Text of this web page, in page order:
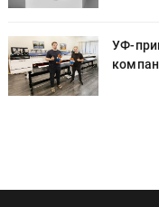
УФ-